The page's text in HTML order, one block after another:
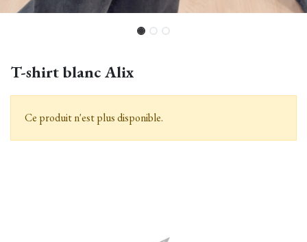
T-shirt blanc Alix
Ce produit n'est plus disponible.